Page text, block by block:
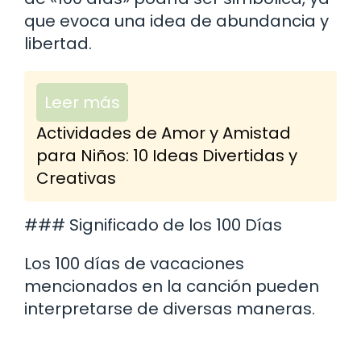
que evoca una idea de abundancia y
libertad.
Leer más
Actividades de Amor y Amistad
para Niños: 10 Ideas Divertidas y
Creativas
### Significado de los 100 Días
Los 100 días de vacaciones
mencionados en la canción pueden
interpretarse de diversas maneras.